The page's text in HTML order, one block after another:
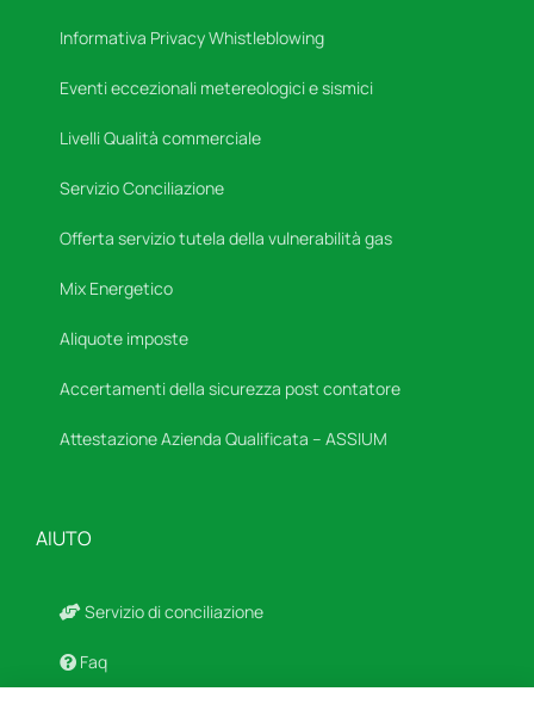
Informativa Privacy Whistleblowing
Eventi eccezionali metereologici e sismici
Livelli Qualità commerciale
Servizio Conciliazione
Offerta servizio tutela della vulnerabilità gas
Mix Energetico
Aliquote imposte
Accertamenti della sicurezza post contatore
Attestazione Azienda Qualificata – ASSIUM
AIUTO
Servizio di conciliazione
Faq